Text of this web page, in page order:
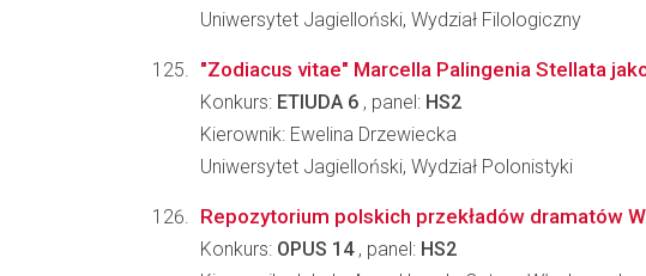
Uniwersytet Jagielloński, Wydział Filologiczny
"Zodiacus vitae" Marcella Palingenia Stellata
Konkurs: ETIUDA 6 , panel: HS2
Kierownik: Ewelina Drzewiecka
Uniwersytet Jagielloński, Wydział Polonistyki
Repozytorium polskich przekładów dramatów
Konkurs: OPUS 14, panel: HS2